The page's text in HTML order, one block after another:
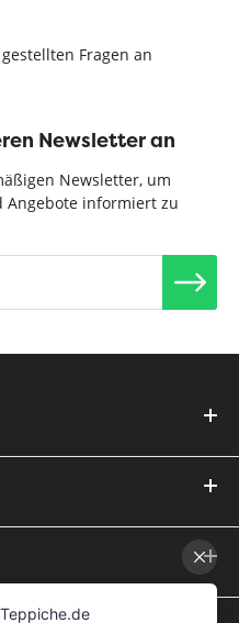
Fragen an
Newsletter an
Newsletter, um
Angebote informiert zu